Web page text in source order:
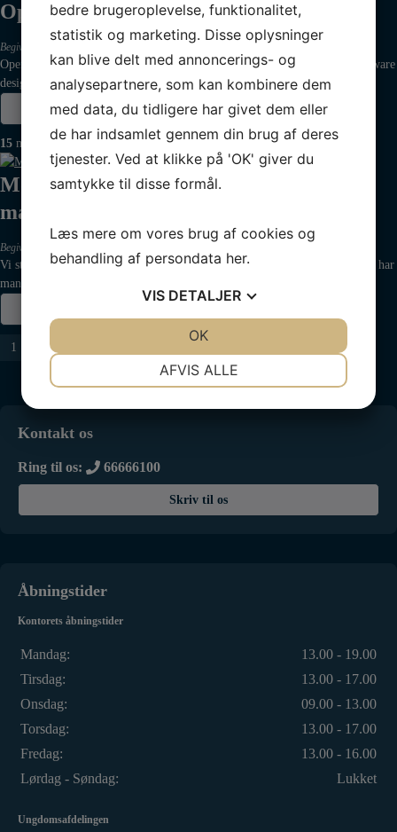
OpenCPN-kursus – januar 2025
Begivenheder Sejlerskolen 28. jan 2025
OpenCPN (Open Chart Plotter Navigator) er en gratis og open source software
designet til elektronisk navigering til søs. Det er…
Læs mere
15 mar
Motorkendskab – hjælp til selvhjælp –
marts 2025
Begivenheder
Vi starter med en præsentation af hinanden, hvilken båd og eventuel motor har
man. Dog ikke påhængsmotorer. Vi har en…
Navigation
indlæg
1 2
Kontakt os
Ring til os: 66666100
Skriv til os
Åbningstider
Kontorets åbningstider
Mandag:
13.00 - 19.00
Tirsdag:
13.00 - 17.00
Onsdag:
09.00 - 13.00
Torsdag:
13.00 - 17.00
Fredag:
13.00 - 16.00
Lørdag - Søndag:
Lukket
Ungdomsafdelingen
bedre brugeroplevelse, funktionalitet,
statistik og marketing. Disse oplysninger
kan blive delt med annoncerings- og
analysepartnere, som kan kombinere dem
med data, du tidligere har givet dem eller
de har indsamlet gennem din brug af deres
tjenester. Ved at klikke på 'OK' giver du
samtykke til disse formål.
Læs mere om vores brug af cookies og
behandling af persondata her.
VIS DETALJER
AFVIS ALLE
OK